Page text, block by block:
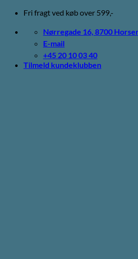
Fortsæt
indhold
Fri fragt ved køb over 599,-
Nørregade 16, 8700
E-mail
+45 20 10 03 40
Tilmeld kundeklubben